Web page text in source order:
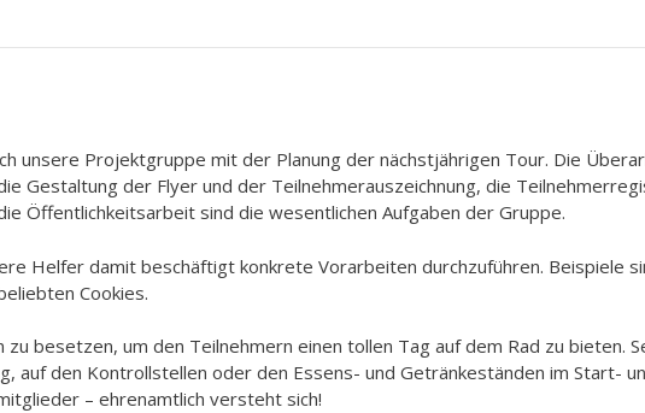
unsere Projektgruppe mit der Planung der nächstjährigen Tour. Die
Gestaltung der Flyer und der Teilnehmerauszeichnung, die
Öffentlichkeitsarbeit sind die wesentlichen Aufgaben der Gruppe.
Helfer damit beschäftigt konkrete Vorarbeiten durchzuführen. Beispiele
Cookies.
besetzen, um den Teilnehmern einen tollen Tag auf dem Rad zu bieten.
auf den Kontrollstellen oder den Essens- und Getränkeständen im Start-
– ehrenamtlich versteht sich!